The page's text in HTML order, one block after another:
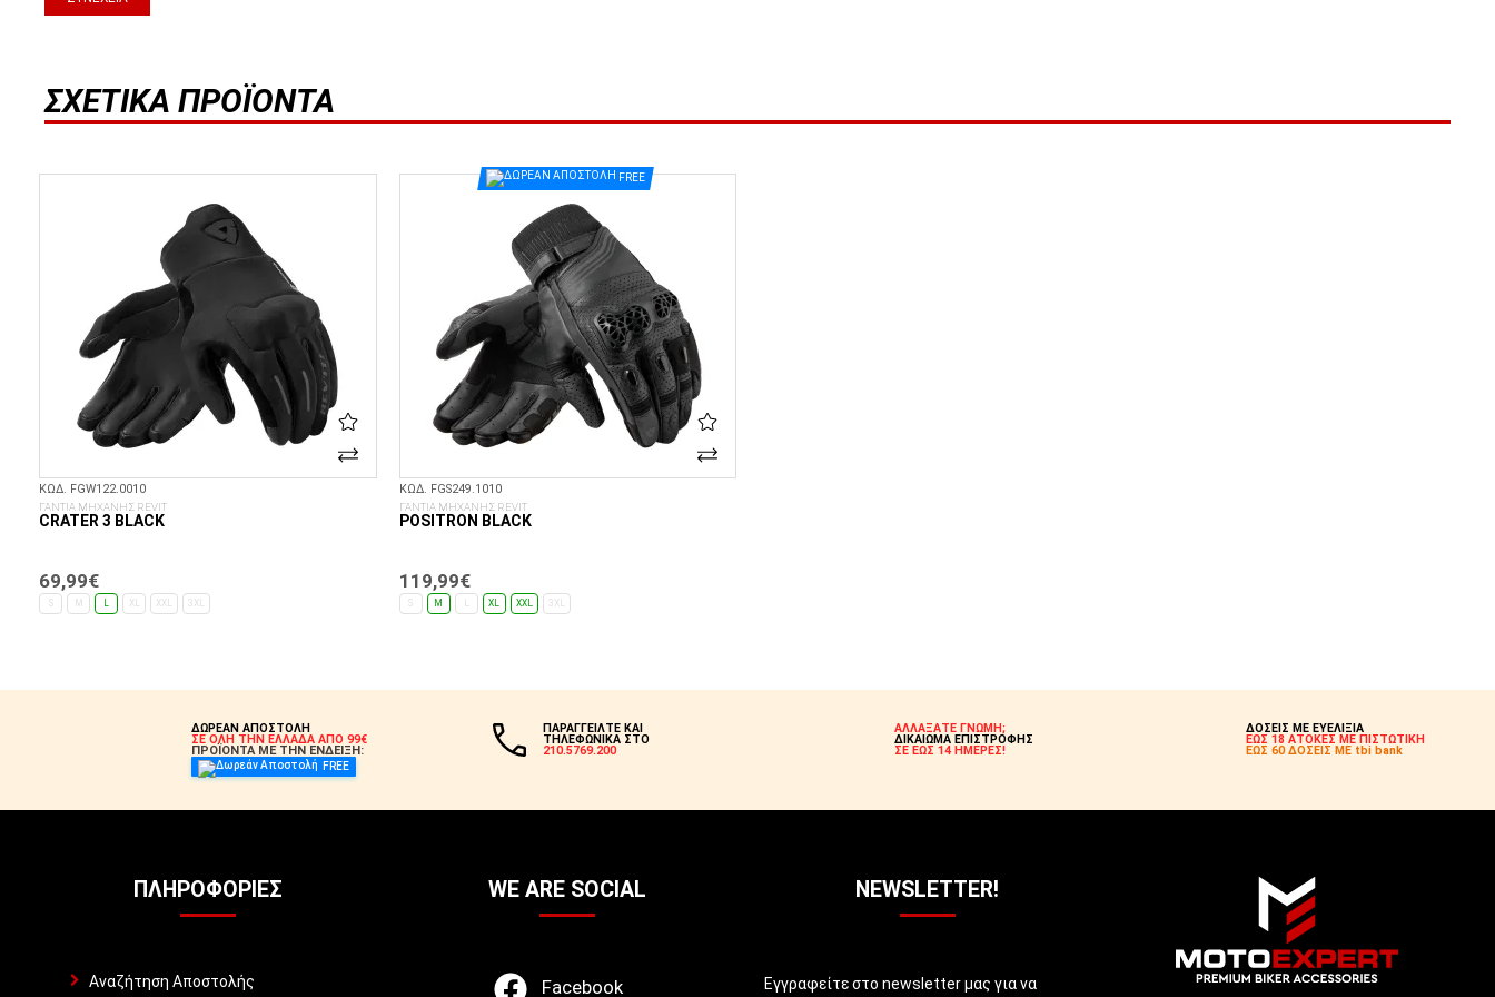
ΣΧΕΤΙΚΆ ΠΡΟΪΌΝΤΑ
ΚΩΔ. FGW122.0010
ΓΑΝΤΙΑ ΜΗΧΑΝΗΣ REVIT
CRATER 3 BLACK
69,99€
S L XL XXL 3XL
FREE
ΚΩΔ. FGS249.1010
ΓΑΝΤΙΑ ΜΗΧΑΝΗΣ REVIT
POSITRON BLACK
119,99€
S M XL XXL 3XL
ΔΩΡΕΑΝ ΑΠΟΣΤΟΛΗ
ΣΕ ΟΛΗ ΤΗΝ ΕΛΛΑΔΑ ΑΠΟ 99€
ΠΡΟΪΟΝΤΑ ΜΕ ΤΗΝ ΕΝΔΕΙΞΗ:
FREE
ΠΑΡΑΓΓΕΙΛΤΕ ΚΑΙ
ΤΗΛΕΦΩΝΙΚΑ ΣΤΟ
210.5769.200
ΑΛΛΑΞΑΤΕ ΓΝΩΜΗ;
ΔΙΚΑΙΩΜΑ ΕΠΙΣΤΡΟΦΗΣ
ΣΕ ΕΩΣ 14 ΗΜΕΡΕΣ!
ΔΟΣΕΙΣ ΜΕ ΕΥΕΛΙΞΙΑ
ΕΩΣ 18 ΑΤΟΚΕΣ ΜΕ ΠΙΣΤΩΤΙΚΗ
ΕΩΣ 60 ΔΟΣΕΙΣ ΜΕ tbi bank
ΠΛΗΡΟΦΟΡΊΕΣ
Αναζήτηση Αποστολής
WE ARE SOCIAL
Facebook
NEWSLETTER!
Εγγραφείτε στο newsletter μας για να